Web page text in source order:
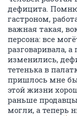
дефицита.
гастроном,
важная такая,
персона: все
разговаривала,
изменились,
тетенька в
пришлось мне
этой жизни
раньше
могли, а теперь